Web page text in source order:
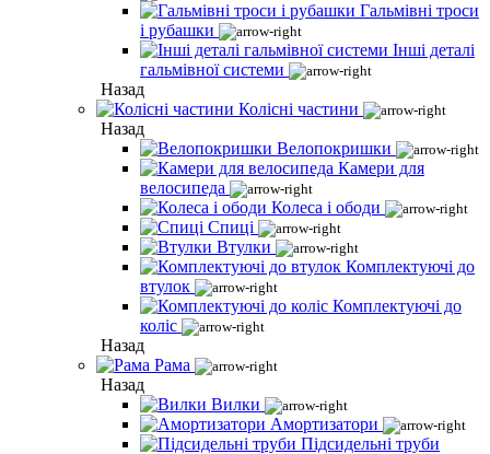
Гальмівні троси
і рубашки
Інші деталі
гальмівної системи
Назад
Колісні частини
Назад
Велопокришки
Камери для
велосипеда
Колеса і ободи
Спиці
Втулки
Комплектуючі до
втулок
Комплектуючі до
коліс
Назад
Рама
Назад
Вилки
Амортизатори
Підсидельні труби